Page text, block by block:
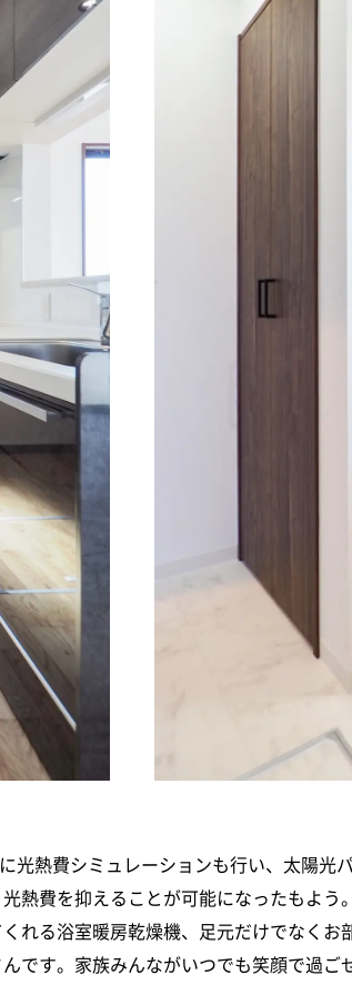
光熱費シミュレーションも行い、太陽光
熱費を抑えることが可能になったもよ
れる浴室暖房乾燥機、足元だけでなく
です。家族みんながいつでも笑顔で過ご